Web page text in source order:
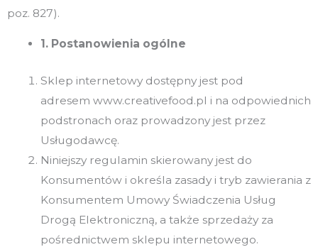
poz. 827).
1. Postanowienia ogólne
Sklep internetowy dostępny jest pod
adresem www.creativefood.pl i na odpowiednich
podstronach oraz prowadzony jest przez
Usługodawcę.
Niniejszy regulamin skierowany jest do
Konsumentów i określa zasady i tryb zawierania z
Konsumentem Umowy Świadczenia Usług
Drogą Elektroniczną, a także sprzedaży za
pośrednictwem sklepu internetowego.